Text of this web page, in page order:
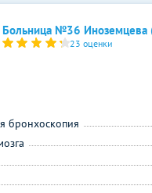
Больница №36 Иноземцева
23 оценки
бронхоскопия